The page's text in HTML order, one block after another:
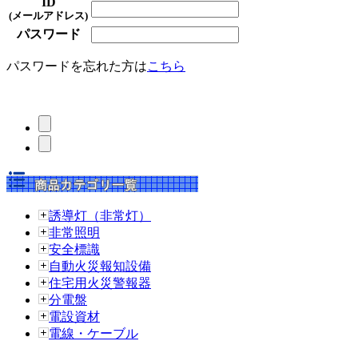
(メールアドレス)
パスワード
パスワードを忘れた方はこちら
誘導灯（非常灯）
非常照明
安全標識
自動火災報知設備
住宅用火災警報器
分電盤
電設資材
電線・ケーブル